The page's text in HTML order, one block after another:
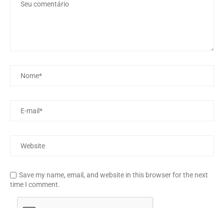
Save my name, email, and website in this browser for the next
time I comment.